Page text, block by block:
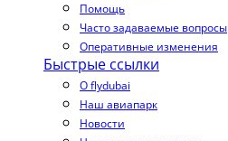
Помощь
Часто задаваемые вопросы
Оперативные изменения
Быстрые ссылки
О flydubai
Наш авиапарк
Новости